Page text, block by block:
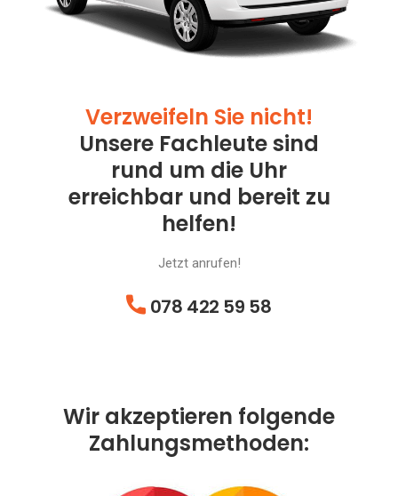
Verzweifeln Sie nicht!
Unsere Fachleute sind
rund um die Uhr
erreichbar und bereit zu
helfen!
Jetzt anrufen!
078 422 59 58
Wir akzeptieren folgende
Zahlungsmethoden: